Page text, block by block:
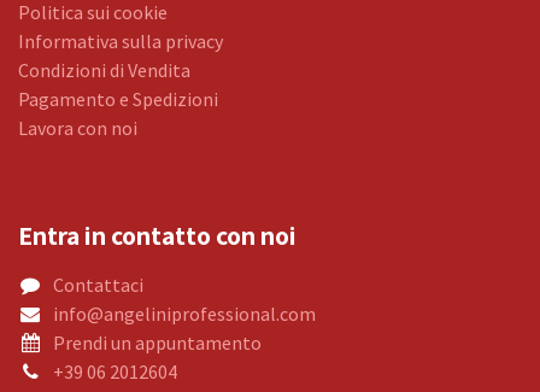
Politica sui cookie
Informativa sulla privacy
Condizioni di Vendita
Pagamento e Spedizioni
Lavora con noi
Entra in contatto con noi
Contattaci
info@angeliniprofessional.com
Prendi un appuntamento
+39 06 2012604